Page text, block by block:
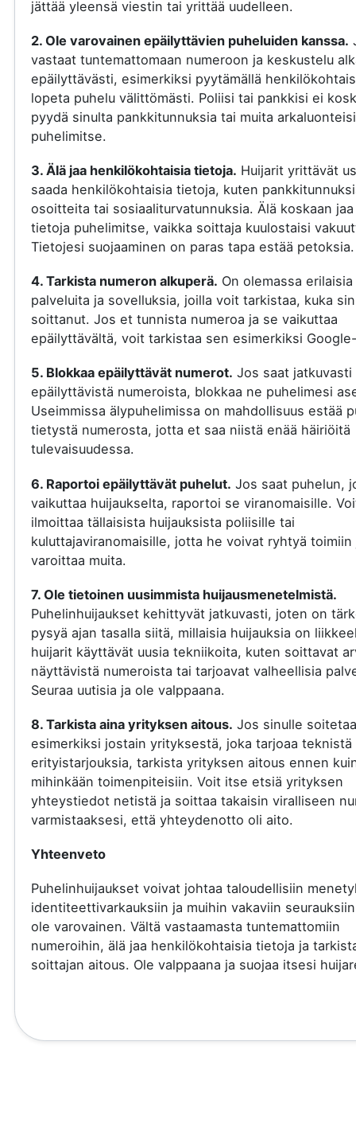
jättää yleensä viestin tai yrittää uudelleen.
2. Ole varovainen epäilyttävien puheluiden kanssa.
vastaat tuntemattomaan numeroon ja keskustelu
epäilyttävästi, esimerkiksi pyytämällä
lopeta puhelu välittömästi. Poliisi tai pankkisi ei
pyydä sinulta pankkitunnuksia tai muita
puhelimitse.
3. Älä jaa henkilökohtaisia tietoja. Huijarit yrittävät
saada henkilökohtaisia tietoja, kuten
osoitteita tai sosiaaliturvatunnuksia. Älä koskaan
tietoja puhelimitse, vaikka soittaja kuulostaisi
Tietojesi suojaaminen on paras tapa estää petoksia.
4. Tarkista numeron alkuperä. On olemassa erilaisia
palveluita ja sovelluksia, joilla voit tarkistaa, kuka
soittanut. Jos et tunnista numeroa ja se vaikuttaa
epäilyttävältä, voit tarkistaa sen esimerkiksi
5. Blokkaa epäilyttävät numerot. Jos saat jatkuvasti
epäilyttävistä numeroista, blokkaa ne puhelimesi
Useimmissa älypuhelimissa on mahdollisuus estää
tietystä numerosta, jotta et saa niistä enää häiriöitä
tulevaisuudessa.
6. Raportoi epäilyttävät puhelut. Jos saat puhelun,
vaikuttaa huijaukselta, raportoi se viranomaisille.
ilmoittaa tällaisista huijauksista poliisille tai
kuluttajaviranomaisille, jotta he voivat ryhtyä toimiin
varoittaa muita.
7. Ole tietoinen uusimmista huijausmenetelmistä.
Puhelinhuijaukset kehittyvät jatkuvasti, joten on
pysyä ajan tasalla siitä, millaisia huijauksia on
huijarit käyttävät uusia tekniikoita, kuten soittavat
näyttävistä numeroista tai tarjoavat valheellisia
Seuraa uutisia ja ole valppaana.
8. Tarkista aina yrityksen aitous. Jos sinulle
esimerkiksi jostain yrityksestä, joka tarjoaa teknistä
erityistarjouksia, tarkista yrityksen aitous ennen
mihinkään toimenpiteisiin. Voit itse etsiä yrityksen
yhteystiedot netistä ja soittaa takaisin viralliseen
varmistaaksesi, että yhteydenotto oli aito.
Yhteenveto
Puhelinhuijaukset voivat johtaa taloudellisiin
identiteettivarkauksiin ja muihin vakaviin
ole varovainen. Vältä vastaamasta tuntemattomiin
numeroihin, älä jaa henkilökohtaisia tietoja ja
soittajan aitous. Ole valppaana ja suojaa itsesi